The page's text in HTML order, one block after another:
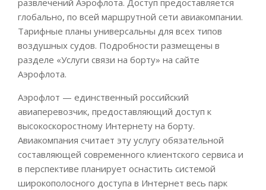
глобально, по всей маршрутной сети авиакомпании.
Тарифные планы универсальны для всех типов
воздушных судов. Подробности размещены в
разделе «Услуги связи на борту» на сайте
Аэрофлота.
Аэрофлот — единственный российский
авиаперевозчик, предоставляющий доступ к
высокоскоростному Интернету на борту.
Авиакомпания считает эту услугу обязательной
составляющей современного клиентского сервиса и
в перспективе планирует оснастить системой
широкополосного доступа в Интернет весь парк